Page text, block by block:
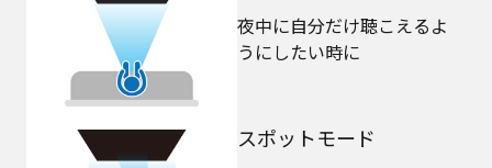
夜中に自分だけ聴こえるよ
うにしたい時に
スポットモード